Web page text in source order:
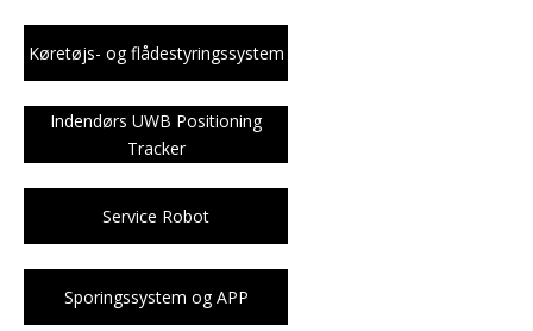
Køretøjs- og flådestyringssystem
Indendørs UWB Positioning
Tracker
Service Robot
Sporingssystem og APP